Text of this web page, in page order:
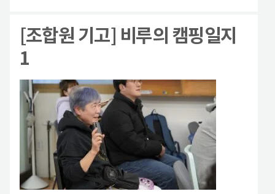
[조합원 기고] 비루의 캠핑일지
1